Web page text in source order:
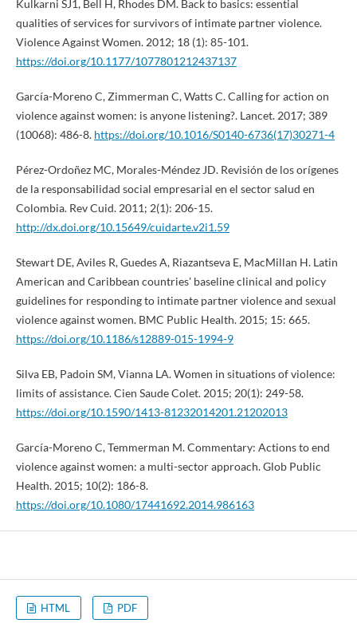
Kulkarni SJ1, Bell H, Rhodes DM. Back to basics: essential
qualities of services for survivors of intimate partner violence.
Violence Against Women. 2012; 18 (1): 85-101.
https://doi.org/10.1177/1077801212437137
García-Moreno C, Zimmerman C, Watts C. Calling for action on
violence against women: is anyone listening?. Lancet. 2017; 389
(10068): 486-8. https://doi.org/10.1016/S0140-6736(17)30271-4
Pérez-Ordoñez MC, Morales-Méndez JD. Revisión de los orígenes
de la responsabilidad social empresarial en el sector salud en
Colombia. Rev Cuid. 2011; 2(1): 206-15.
http://dx.doi.org/10.15649/cuidarte.v2i1.59
Stewart DE, Aviles R, Guedes A, Riazantseva E, MacMillan H. Latin
American and Caribbean countries' baseline clinical and policy
guidelines for responding to intimate partner violence and sexual
violence against women. BMC Public Health. 2015; 15: 665.
https://doi.org/10.1186/s12889-015-1994-9
Silva EB, Padoin SM, Vianna LA. Women in situations of violence:
limits of assistance. Cien Saude Colet. 2015; 20(1): 249-58.
https://doi.org/10.1590/1413-81232014201.21202013
García-Moreno C, Temmerman M. Commentary: Actions to end
violence against women: a multi-sector approach. Glob Public
Health. 2015; 10(2): 186-8.
https://doi.org/10.1080/17441692.2014.986163
HTML PDF